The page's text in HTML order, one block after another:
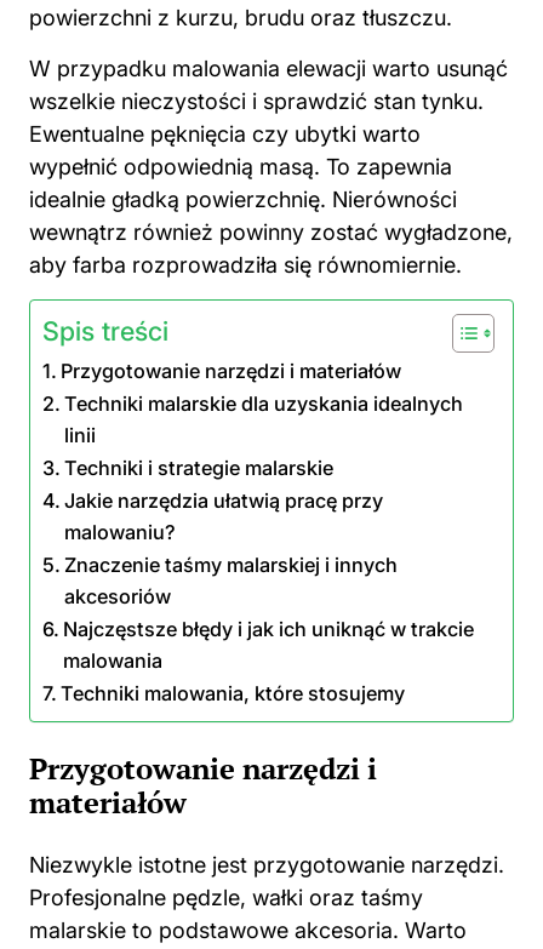
powierzchni z kurzu, brudu oraz tłuszczu.
W przypadku malowania elewacji warto usunąć
wszelkie nieczystości i sprawdzić stan tynku.
Ewentualne pęknięcia czy ubytki warto
wypełnić odpowiednią masą. To zapewnia
idealnie gładką powierzchnię. Nierówności
wewnątrz również powinny zostać wygładzone,
aby farba rozprowadziła się równomiernie.
Spis treści
Przygotowanie narzędzi i materiałów
Techniki malarskie dla uzyskania idealnych
linii
Techniki i strategie malarskie
Jakie narzędzia ułatwią pracę przy
malowaniu?
Znaczenie taśmy malarskiej i innych
akcesoriów
Najczęstsze błędy i jak ich uniknąć w trakcie
malowania
Techniki malowania, które stosujemy
Przygotowanie narzędzi i
materiałów
Niezwykle istotne jest przygotowanie narzędzi.
Profesjonalne pędzle, wałki oraz taśmy
malarskie to podstawowe akcesoria. Warto